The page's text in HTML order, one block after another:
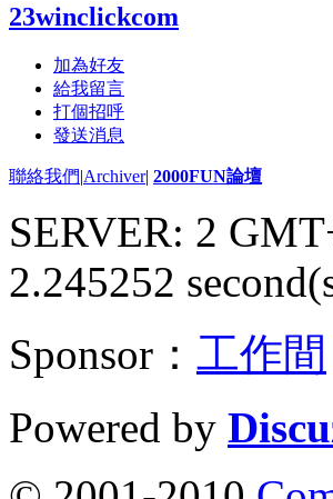
23winclickcom
加為好友
給我留言
打個招呼
發送消息
聯絡我們|Archiver| 2000FUN論壇
SERVER: 2
2.245252
Sponsor： 工作間
Powered by